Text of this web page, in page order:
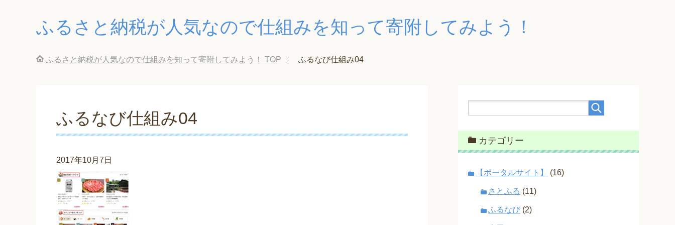
ふるさと納税が人気なので仕組みを知って寄附してみよう！
ふるさと納税が人気なので仕組みを知って寄附してみよう！ TOP ふるなび仕組み04
ふるなび仕組み04
2017年10月7日
カテゴリー
【ポータルサイト】 (16)
さとふる (11)
ふるなび (2)